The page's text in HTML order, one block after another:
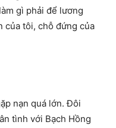
gì phải để lương
của tôi, chỗ đứng của
nạn quá lớn. Đôi
tình với Bạch Hồng